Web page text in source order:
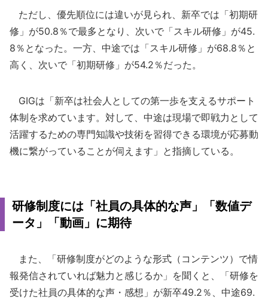
ただし、優先順位には違いが見られ、新卒では「初期研
修」が50.8％で最多となり、次いで「スキル研修」が45.
8％となった。一方、中途では「スキル研修」が68.8％と
高く、次いで「初期研修」が54.2％だった。
GIGは「新卒は社会人としての第一歩を支えるサポート
体制を求めています。対して、中途は現場で即戦力として
活躍するための専門知識や技術を習得できる環境が応募動
機に繋がっていることが伺えます」と指摘している。
研修制度には「社員の具体的な声」「数値デ
ータ」「動画」に期待
また、「研修制度がどのような形式（コンテンツ）で情
報発信されていれば魅力と感じるか」を聞くと、「研修を
受けた社員の具体的な声・感想」が新卒49.2％、中途69.